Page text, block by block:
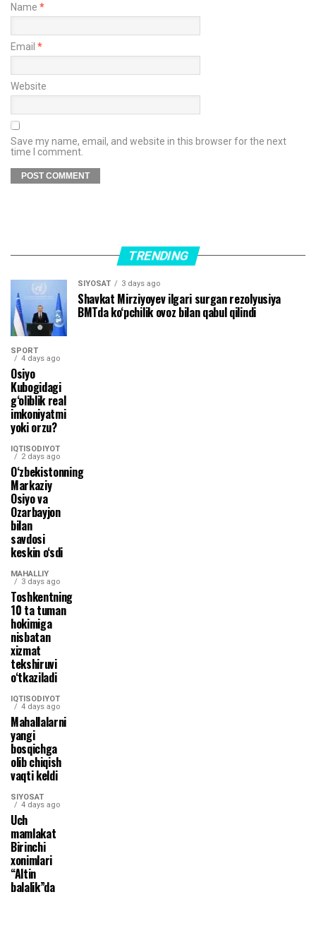
Name *
Email *
Website
Save my name, email, and website in this browser for the next
time I comment.
TRENDING
SIYOSAT 3 days ago
Shavkat Mirziyoyev ilgari surgan rezolyusiya
BMTda ko‘pchilik ovoz bilan qabul qilindi
SPORT
4 days ago
Osiyo
Kubogidagi
g‘oliblik real
imkoniyatmi
yoki orzu?
IQTISODIYOT
2 days ago
O‘zbekistonning
Markaziy
Osiyo va
Ozarbayjon
bilan
savdosi
keskin o‘sdi
MAHALLIY
3 days ago
Toshkentning
10 ta tuman
hokimiga
nisbatan
xizmat
tekshiruvi
o‘tkaziladi
IQTISODIYOT
4 days ago
Mahallalarni
yangi
bosqichga
olib chiqish
vaqti keldi
SIYOSAT
4 days ago
Uch
mamlakat
Birinchi
xonimlari
“Altin
balalik”da